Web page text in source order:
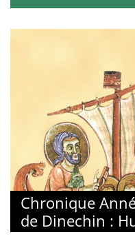
Chronique
de Dinechin :